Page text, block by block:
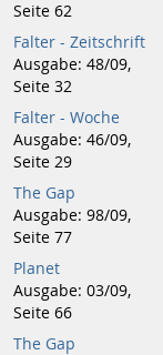
Seite 62
Falter - Zeitschrift
Ausgabe: 48/09,
Seite 32
Falter - Woche
Ausgabe: 46/09,
Seite 29
The Gap
Ausgabe: 98/09,
Seite 77
Planet
Ausgabe: 03/09,
Seite 66
The Gap